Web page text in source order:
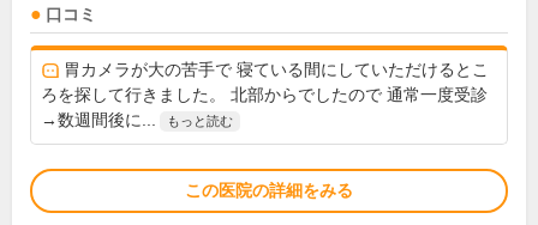
口コミ
胃カメラが大の苦手で 寝ている間にしていただけるとこ
ろを探して行きました。 北部からでしたので 通常一度受診
→数週間後に...
もっと読む
この医院の詳細をみる